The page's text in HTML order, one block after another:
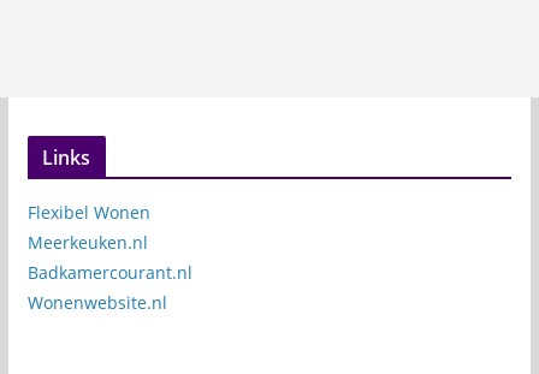
Links
Flexibel Wonen
Meerkeuken.nl
Badkamercourant.nl
Wonenwebsite.nl